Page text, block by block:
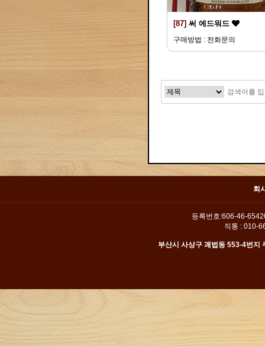
[87] 써 에드워드
구매방법 : 전화문의
회
등록번호:606-46-
직통 : 010-
부산시 사상구 괘법동 553-4번지